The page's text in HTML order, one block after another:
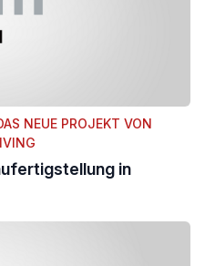
NEUE PROJEKT VON
in